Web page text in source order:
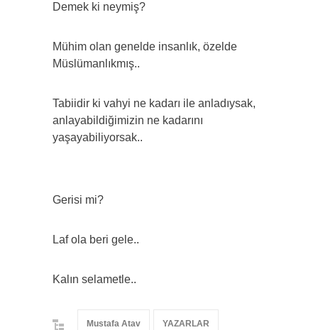
Demek ki neymiş?
Mühim olan genelde insanlık, özelde
Müslümanlıkmış..
Tabiidir ki vahyi ne kadarı ile anladıysak,
anlayabildiğimizin ne kadarını
yaşayabiliyorsak..
Gerisi mi?
Laf ola beri gele..
Kalın selametle..
Mustafa Atav YAZARLAR